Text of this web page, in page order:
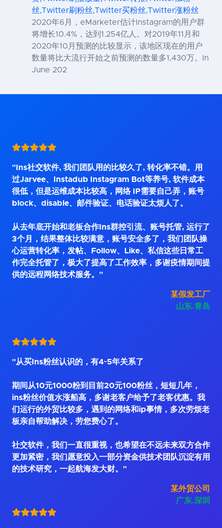
丝,Twitter刷粉丝,Twitter买粉丝,Twitter涨粉丝
2020年6月，eMarketer估计Instagram的用户群
将增长10.4%，达到1.254亿人。对2019年11月和
2020年10月预测的比较显示，该地区现在的用户
数量将比大流行开始之前预测的数量多1,430万。In
June 202
"Ins社交软件, 我们团队用的比较久了, 转化率不错。用
过Jarvee、Instadub Instagram Bot等养号, 软件成本
很低，但是运维成本比较高，网络 IP需要自己弄，账号
block、disable、邮件验证、电话验证太烦人了。
从去年底开始和老板合作Ins群控引流、账号托管, 运行了
3个月，结果整体比较满意，账号安全多了，我们团队操
心运营转化率，发帖、Follow、Like、私信这些日常工
作完全托管了，极大了提高了工作效率，多谢疫情期间提
供的远程网络技术服务。"
某假发工厂
山东.青岛
"从买Ins粉丝认识的，有4~5年关系了
期间从10元1000粉到目前20元100粉丝，短短几年，
ins粉丝价值水涨船高，多谢老客户给予了老客优惠。我
们运行的外贸比较多，遇到的网络和ip事情，多次劳烦老
板亲自帮助解决，劳您费心了。
社交软件，我们一直很重视，也希望在不远未来双方合作
更加紧密，我们愿意投入一部分资金供技术团队沉淀有用
的技术研究，一起航海发大财。"
某外贸公司
广东.深圳